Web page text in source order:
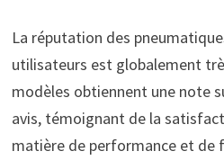
La réputation des
utilisateurs est globalement
modèles obtiennent une note
avis, témoignant de la
matière de performance et de